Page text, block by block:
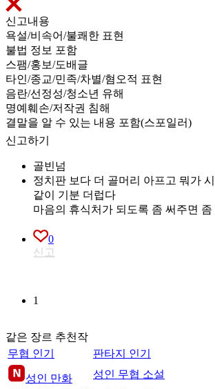
신고내용
욕설/비속어/불쾌한 표현
불법 정보 포함
스팸/홍보/도배글
타인/종교/민족/차별/혐오적 표현
음란/선정성/청소년 유해
명예훼손/저작권 침해
결말을 알 수 있는 내용 포함(스포일러)
신고하기
골빈넘
정치판 보다 더 골머리 아프고 뭐가
같이 기분 더럽다
마음의 휴식처가 되도록 좀 써주면
0
신고
1
같은 장르 추천작
무협 인기
판타지 인기
성인 만화
성인 무협 소설